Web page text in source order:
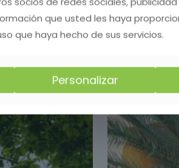
ecosistema, respetando
en Sanlúcar de Barrameda ,
que usted les haya
que haya hecho de sus servicios.
Personalizar